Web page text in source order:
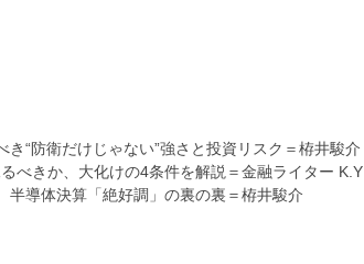
“防衛だけじゃない”強さと投資リスク＝栫井駿介
べきか、大化けの4条件を解説＝金融ライター K.Y
半導体決算「絶好調」の裏の裏＝栫井駿介